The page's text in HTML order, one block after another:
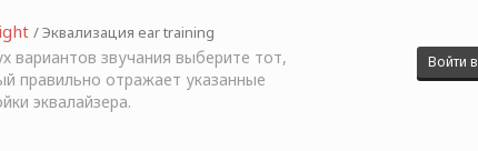
/ Эквализация ear training
вариантов звучания выберите тот,
правильно отражает указанные
эквалайзера.
Войти